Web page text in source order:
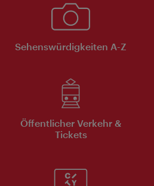
Sehenswürdigkeiten A-Z
Öffentlicher Verkehr &
Tickets